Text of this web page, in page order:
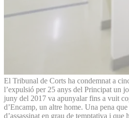
El Tribunal de Corts ha condemnat a
l’expulsió per 25 anys del Principat un
juny del 2017 va apunyalar fins a vuit
d’Encamp, un altre home. Una pena
d’assassinat en grau de temptativa i que